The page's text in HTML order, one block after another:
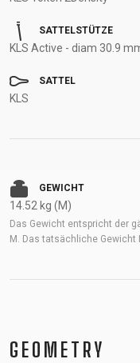
SATTELSTÜTZE
KLS Active - diam 30.9
SATTEL
KLS
GEWICHT
14.52 kg (M)
Das Gewicht entspricht der
M. Das tatsächliche Gewicht
GEOMETRY